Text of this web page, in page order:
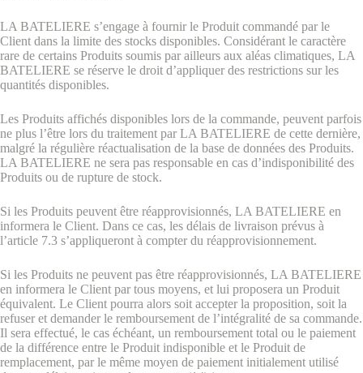
LA BATELIERE s’engage à fournir le Produit commandé par le
Client dans la limite des stocks disponibles. Considérant le caractère
rare de certains Produits soumis par ailleurs aux aléas climatiques, LA
BATELIERE se réserve le droit d’appliquer des restrictions sur les
quantités disponibles.
Les Produits affichés disponibles lors de la commande, peuvent parfois
ne plus l’être lors du traitement par LA BATELIERE de cette dernière,
malgré la régulière réactualisation de la base de données des Produits.
LA BATELIERE ne sera pas responsable en cas d’indisponibilité des
Produits ou de rupture de stock.
Si les Produits peuvent être réapprovisionnés, LA BATELIERE en
informera le Client. Dans ce cas, les délais de livraison prévus à
l’article 7.3 s’appliqueront à compter du réapprovisionnement.
Si les Produits ne peuvent pas être réapprovisionnés, LA BATELIERE
en informera le Client par tous moyens, et lui proposera un Produit
équivalent. Le Client pourra alors soit accepter la proposition, soit la
refuser et demander le remboursement de l’intégralité de sa commande.
Il sera effectué, le cas échéant, un remboursement total ou le paiement
de la différence entre le Produit indisponible et le Produit de
remplacement, par le même moyen de paiement initialement utilisé